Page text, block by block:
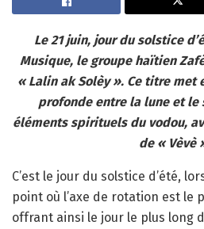
Le 21 juin, jour du solstice
Musique, le groupe haïtien
« Lalin ak Solèy ». Ce titre met
profonde entre la lune et le
éléments spirituels du vodou,
de « Vèvè
C’est le jour du solstice d’été,
point où l’axe de rotation est le
offrant ainsi le jour le plus long